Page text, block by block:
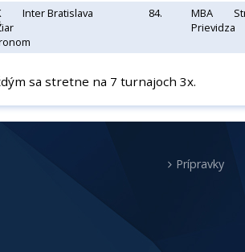
Inter Bratislava 84.
MBA
Prievidza
sa stretne na 7 turnajoch 3x.
Prípravky